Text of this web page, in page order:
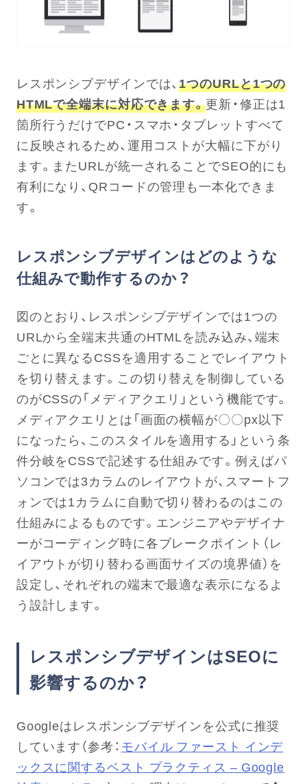
レスポンシブデザインでは、1つのURLと1つの
HTMLで全端末に対応できます。更新・修正は1
箇所行うだけでPC・スマホ・タブレットすべて
に反映されるため、運用コストが大幅に下がり
ます。またURLが統一されることでSEO的にも
有利になり、QRコードの管理も一本化できま
す。
レスポンシブデザインはどのような
仕組みで動作するのか？
図のとおり、レスポンシブデザインでは1つの
URLから全端末共通のHTMLを読み込み、端末
ごとに異なるCSSを適用することでレイアウト
を切り替えます。この切り替えを制御している
のがCSSの「メディアクエリ」という機能です。
メディアクエリとは「画面の横幅が〇〇px以下
になったら、このスタイルを適用する」という条
件分岐をCSSで記述する仕組みです。例えばパ
ソコンでは3カラムのレイアウトが、スマートフ
ォンでは1カラムに自動で切り替わるのはこの
仕組みによるものです。エンジニアやデザイナ
ーがコーディング時に各ブレークポイント（レ
イアウトが切り替わる画面サイズの境界値）を
設定し、それぞれの端末で最適な表示になるよ
う設計します。
レスポンシブデザインはSEOに
影響するのか？
Googleはレスポンシブデザインを公式に推奨
しています（参考：モバイル ファースト インデ
ックスに関するベスト プラクティス – Google